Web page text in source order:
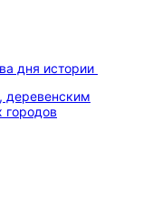
дня истории
деревенским